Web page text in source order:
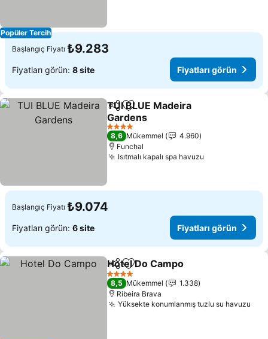
Popüler Tercih
Başlangıç Fiyatı ₺9.283
Fiyatları görün: 8 site Fiyatları görün
PaylaşFavorilerime ekle
TUI BLUE Madeira
Gardens
Fiyatları görün
4 Yıldız
8,6 Mükemmel
4.960
Funchal
Isıtmalı kapalı spa havuzu
Başlangıç Fiyatı ₺9.074
Fiyatları görün: 6 site Fiyatları görün
PaylaşFavorilerime ekle
Hotel Do Campo
4 Yıldız
8,5 Mükemmel
1.338
Ribeira Brava
Yüksekte konumlanmış tuzlu su havuzu